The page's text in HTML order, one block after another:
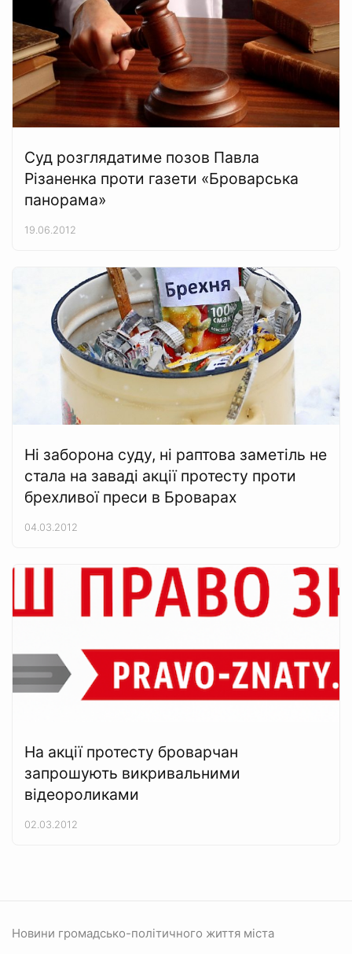
Суд розглядатиме позов Павла
Різаненка проти газети «Броварська
панорама»
19.06.2012
Ні заборона суду, ні раптова заметіль не
стала на заваді акції протесту проти
брехливої преси в Броварах
04.03.2012
На акції протесту броварчан
запрошують викривальними
відеороликами
02.03.2012
Новини громадсько-політичного життя міста